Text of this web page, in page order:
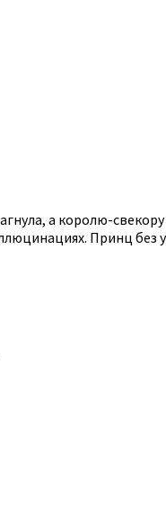
а королю-
Принц без